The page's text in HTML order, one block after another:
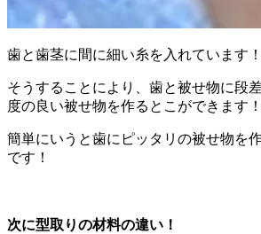
歯と歯茎に間に細い糸を入れています！
そうすることにより、歯と被せ物に段
度の良い被せ物を作るとこができます！
簡単にいうと歯にピッタリの被せ物を
です！
次に型取りの材料の違い！